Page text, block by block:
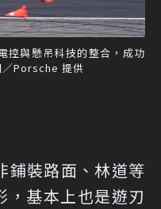
與懸吊科技的整合，成功
／Porsche 提供
裝路面、林道等
，基本上也是遊刃